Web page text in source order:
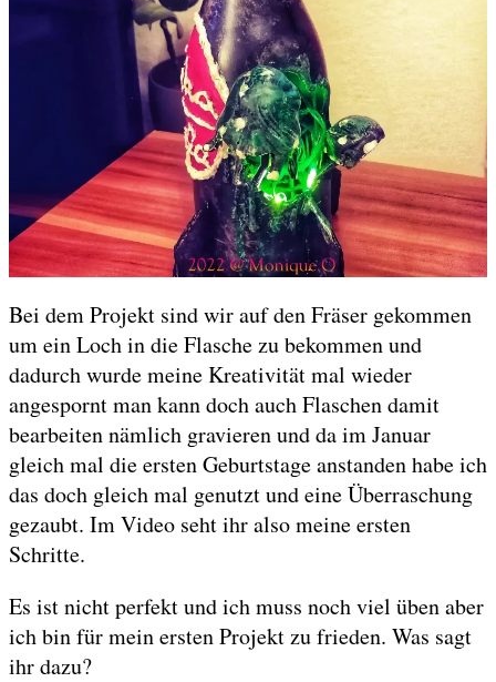
Bei dem Projekt sind wir auf den Fräser gekommen
um ein Loch in die Flasche zu bekommen und
dadurch wurde meine Kreativität mal wieder
angespornt man kann doch auch Flaschen damit
bearbeiten nämlich gravieren und da im Januar
gleich mal die ersten Geburtstage anstanden habe ich
das doch gleich mal genutzt und eine Überraschung
gezaubt. Im Video seht ihr also meine ersten
Schritte.
Es ist nicht perfekt und ich muss noch viel üben aber
ich bin für mein ersten Projekt zu frieden. Was sagt
ihr dazu?